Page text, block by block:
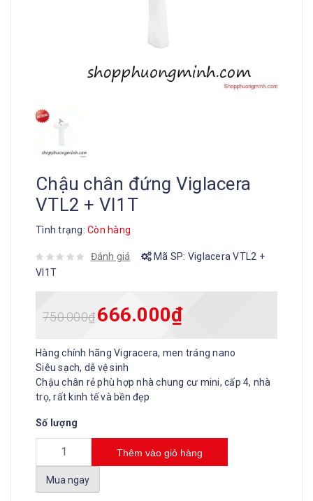
Chậu chân đứng Viglacera
VTL2 + VI1T
Tình trạng: Còn hàng
Đánh giá Mã SP: Viglacera VTL2 +
VI1T
750.000₫666.000₫
Hàng chính hãng Vigracera, men tráng nano
Siêu sạch, dễ vệ sinh
Chậu chân rẻ phù hợp nhà chung cư mini, cấp 4, nhà
trọ, rất kinh tế và bền đẹp
Số lượng
Thêm vào giỏ hàng
Mua ngay